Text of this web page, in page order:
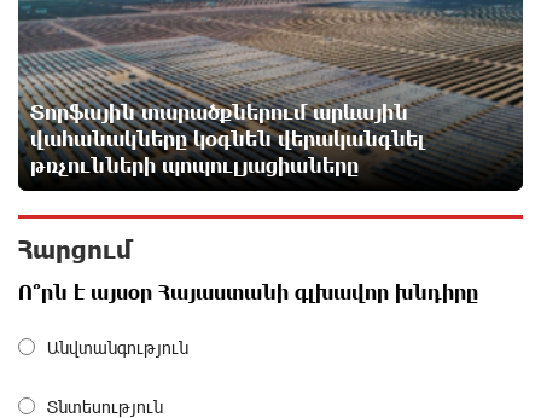
Արժանապատիվ դատավորը ինքնաբացարկ
հայտնեց և հրաժարվեց քննել գործն ու դատել
կաթողիկոսին. Մարիաննա Ղահրամանյան
2 ժամ առաջ
«ՀայաՔվեն» կանգնած է Հայ առաքելական
Տորֆային տարածքներում արևային
վահանակները կօգնեն վերականգնել
թռչունների պոպուլյացիաները
Հարցում
Ո՞րն է այսօր Հայաստանի գլխավոր խնդիրը
Անվտանգություն
Տնտեսություն